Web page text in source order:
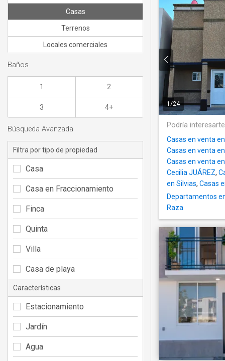
1 /24
Podría
Casas en venta
Casas en venta
Casas en venta
Cecilia JUÁREZ,
en Silvias, Casas
Departamentos
Raza
Casas
Terrenos
Locales comerciales
Baños
1 2
3 4+
Búsqueda Avanzada
Filtra por tipo de propiedad
Casa
Casa en Fraccionamiento
Finca
Quinta
Villa
Casa de playa
Características
Estacionamiento
Jardín
Agua